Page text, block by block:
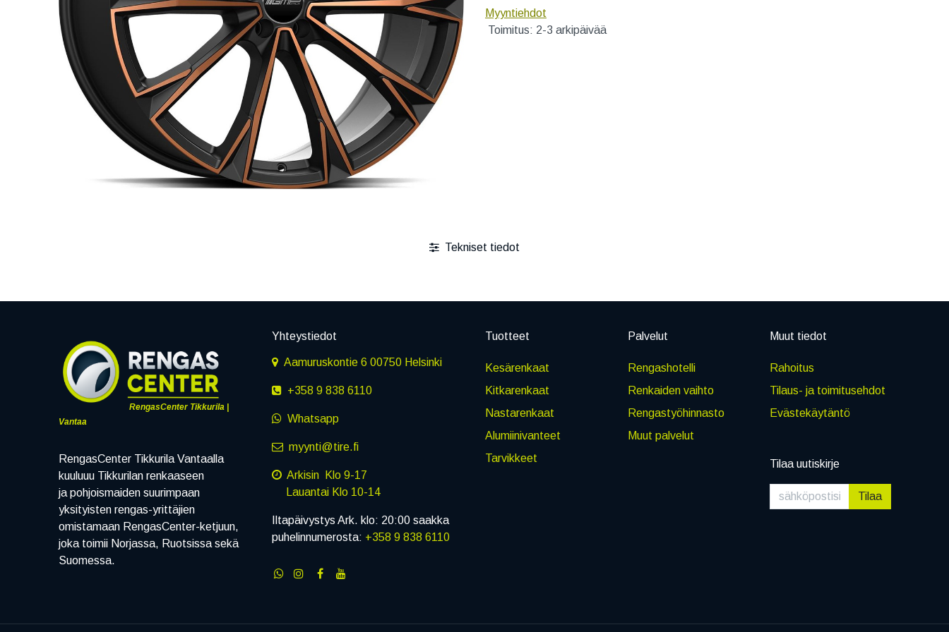
Myyntiehdot
Toimitus: 2-3 arkipäivää
Tekniset tiedot
RengasCenter Tikkurila |
Vantaa
RengasCenter Tikkurila Vantaalla
kuuluuu Tikkurilan renkaaseen
ja pohjoismaiden suurimpaan
yksityisten rengas-yrittäjien
omistamaan RengasCenter-ketjuun,
joka toimii Norjassa, Ruotsissa sekä
Suomessa.
Yhteystiedot
Aamuruskontie 6 00750 Helsinki
+358 9 838 6110
Whatsapp
myynti@tire.fi
Arkisin Klo 9-17
Lauantai Klo 10-14
Iltapäivystys Ark. klo: 20:00 saakka
puhelinnumerosta: +358 9 838 6110
Tuotteet
Kesärenkaat
Kitkarenkaat
Nastarenkaat
Alumiinivanteet
Tarvikkeet
Palvelut
Rengashotelli
Renkaiden vaihto
Rengastyöhinnasto
Muut palvelut
Muut tiedot
Rahoitus
Tilaus- ja toimitusehdot
Evästekäytäntö
Tilaa uutiskirje
Tilaa